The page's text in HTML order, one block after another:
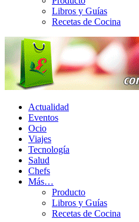
Libros y Guías
Recetas de Cocina
Actualidad
Eventos
Ocio
Viajes
Tecnología
Salud
Chefs
Más…
Producto
Libros y Guías
Recetas de Cocina